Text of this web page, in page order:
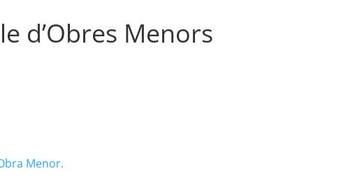
d’Obres Menors
Menor.